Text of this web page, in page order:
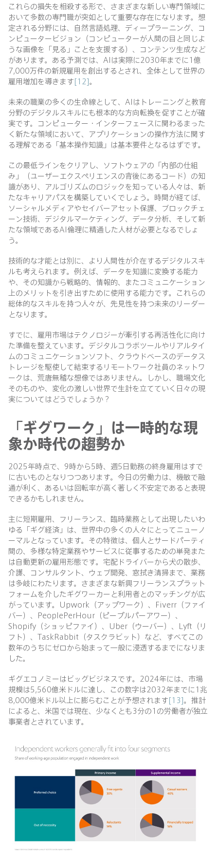
これらの損失を相殺する形で、さまざまな新しい専門領域に
おいて多数の専門職が突如として重要な存在になります。想
定される分野には、自然言語処理、ディープラーニング、コ
ンピュータービジョン（コンピューターが人間の目と同じよ
うな画像を「見る」ことを支援する）、コンテンツ生成など
があります。ある予測では、AIは実際に2030年までに1億
7,000万件の新規雇用を創出するとされ、全体として世界の
雇用増加を導きます[12]。
未来の職業の多くの生命線として、AIはトレーニングと教育
分野のデジタルスキルにも根本的な方向転換を促すことが確
実です。コンピューター・インターフェースに関わるまった
く新たな領域において、アプリケーションの操作方法に関す
る理解である「基本操作知識」は基本要件となるはずです。
この最低ラインをクリアし、ソフトウェアの「内部の仕組
み」（ユーザーエクスペリエンスの背後にあるコード）の知
識があり、アルゴリズムのロジックを知っている人々は、新
たなキャリアパスを構築していくでしょう。時間が経てば、
ソーシャルメディアやセイバーアセット保護、ブロックチェ
ーン技術、デジタルマーケティング、データ分析、そして新
たな領域であるAI倫理に精通した人材が必要となるでしょ
う。
技術的な才能とは別に、より人間性が介在するデジタルスキ
ルも考えられます。例えば、データを知識に変換する能力
や、その知識から戦略的、情報的、またコミュニケーション
上のメリットを引き出すために使用する能力です。これらの
総体的なスキルを持つ人々が、先見性を持つ未来のリーダー
となります。
すでに、雇用市場はテクノロジーが牽引する再活性化に向け
た準備を整えています。デジタルコラボツールやリアルタイ
ムのコミュニケーションソフト、クラウドベースのデータス
トレージを駆使して結束するリモートワーク社員のネットワ
ークは、荒唐無稽な想像ではありません。しかし、職場文化
そのものや、変化の激しい世界で生計を立てていく日々の現
実についてはどうでしょうか？
「ギグワーク」は一時的な現
象か時代の趨勢か
2025年時点で、9時から5時、週5日勤務の終身雇用はすで
に古いものとなりつつあります。今日の労働力は、機敏で融
通が利く、あるいは回転率が高く著しく不安定であると表現
できるかもしれません。
主に短期雇用、フリーランス、臨時業務として出現したいわ
ゆる「ギグ経済」は、世界中の多くの人々にとってニューノ
ーマルとなっています。その特徴は、個人とサードパーティ
間の、多様な特定業務やサービスに従事するための単発また
は自動更新の雇用形態です。宅配ドライバーから犬の散歩、
介護、コンサルタント、ウェブ開発、窓拭き清掃まで、業務
は多岐にわたります。さまざまな新興フリーランスプラット
フォームを介したギグワーカーと利用者とのマッチングが広
がっています。Upwork（アップワーク）、Fiverr（ファイ
バー）、PeoplePerHour（ピープルパーアワー）、
Shopify（ショッピファイ）、Uber（ウーバー）、Lyft（リ
フト）、TaskRabbit（タスクラビット）など、すべてこの
数年のうちにゼロから始まって一般に浸透するまでになりま
した。
ギグエコノミーはビッグビジネスです。2024年には、市場
規模は5,560億米ドルに達し、この数字は2032年までに1兆
8,000億米ドル以上に膨らむことが予想されます[13]。推計
によると、米国では現在、少なくとも3分の1の労働者が独立
事業者とされています。